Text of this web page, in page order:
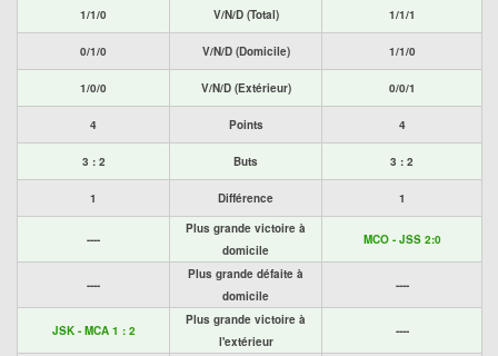
1/1/0 V/N/D (Total) 1/1/1
0/1/0 V/N/D (Domicile) 1/1/0
1/0/0 V/N/D (Extérieur) 0/0/1
4 Points 4
3 : 2 Buts 3 : 2
1 Différence 1
----
Plus grande victoire à
domicile
MCO - JSS 2:0
----
Plus grande défaite à
domicile
----
JSK - MCA 1 : 2
Plus grande victoire à
l'extérieur
----